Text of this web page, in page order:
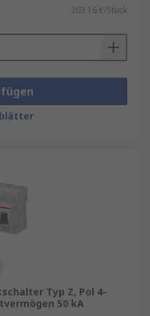
203,16 €/Stück
Typ Z, Pol 4-
50 kA